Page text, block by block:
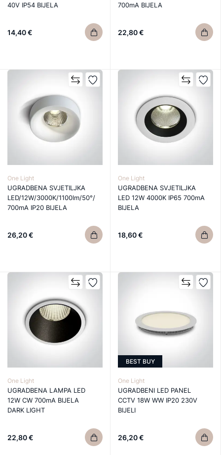
40V IP54 BIJELA
14,40 €
700mA BIJELA
22,80 €
One Light
UGRADBENA SVJETILJKA
LED/12W/3000K/1100lm/50°/
700mA IP20 BIJELA
26,20 €
One Light
UGRADBENA SVJETILJKA
LED 12W 4000K IP65 700mA
BIJELA
18,60 €
One Light
UGRADBENA LAMPA LED
12W CW 700mA BIJELA
DARK LIGHT
22,80 €
BEST BUY
One Light
UGRADBENI LED PANEL
CCTV 18W WW IP20 230V
BIJELI
26,20 €